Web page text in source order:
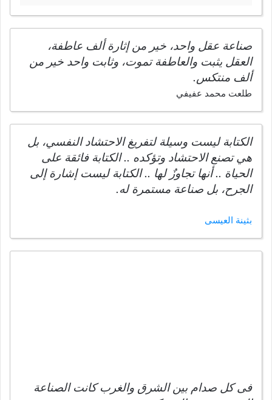
صناعة عقل واحد، خير من إثارة ألف عاطفة،
العقل يثبت والعاطفة تموت، وثابت واحد خير من
ألف منتكس.
طلعت محمد عفيفي
الكتابة ليست وسيلة لتفريغ الاحتشاد النفسي، بل
هي تصنع الاحتشاد وتؤكده .. الكتابة فائقة على
الحياة .. أنها تجاوزٌ لها .. الكتابة ليست إشارة إلى
الجرح، بل صناعة مستمرة له.
بثينة العيسى
فى كل صدام بين الشرق والغرب كانت الصناعة